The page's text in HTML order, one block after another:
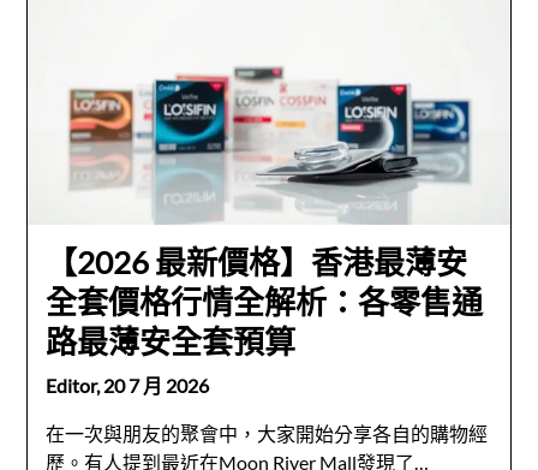
【2026 最新價格】香港最薄安
全套價格行情全解析：各零售通
路最薄安全套預算
Editor,20 7 月 2026
在一次與朋友的聚會中，大家開始分享各自的購物經
歷。有人提到最近在Moon River Mall發現了…